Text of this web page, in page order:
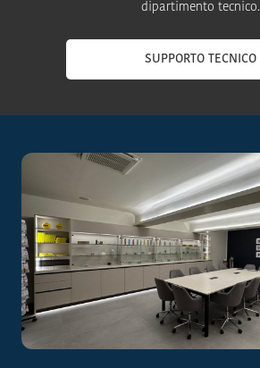
dipartimento tecnico.
SUPPORTO TECNICO